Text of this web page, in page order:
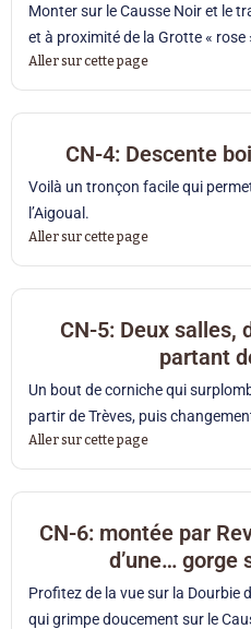
Monter sur le Causse Noir et le
et à proximité de la Grotte « rose
Aller sur cette page
CN-4: Descente
Voilà un tronçon facile qui
l’Aigoual.
Aller sur cette page
CN-5: Deux salles,
partant
Un bout de corniche qui
partir de Trèves, puis
Aller sur cette page
CN-6: montée par
d’une… gorge
Profitez de la vue sur la Dourbie
qui grimpe doucement sur le